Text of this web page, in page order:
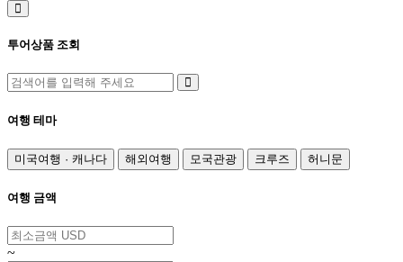
투어상품 조회
여행 테마
미국여행 · 캐나다 해외여행 모국관광 크루즈 허니문
여행 금액
~